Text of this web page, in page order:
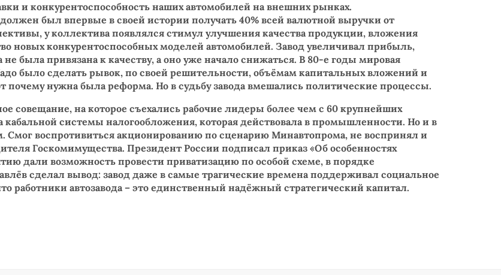
и конкурентоспособность наших автомобилей на внешних рынках.
был впервые в своей истории получать 40% всей валютной выручки от
у коллектива появлялся стимул улучшения качества продукции, вложения
новых конкурентоспособных моделей автомобилей. Завод увеличивал прибыль,
была привязана к качеству, а оно уже начало снижаться. В 80-е годы мировая
было сделать рывок, по своей решительности, объёмам капитальных вложений и
почему нужна была реформа. Но в судьбу завода вмешались политические процессы.
совещание, на которое съехались рабочие лидеры более чем с 60 крупнейших
системы налогообложения, которая действовала в промышленности. Но и в
Смог воспротивиться акционированию по сценарию Минавтопрома, не воспринял и
Госкомимущества. Президент России подписал приказ «Об особенностях
дали возможность провести приватизацию по особой схеме, в порядке
сделал вывод: завод даже в самые трагические времена поддерживал социальное
работники автозавода – это единственный надёжный стратегический капитал.